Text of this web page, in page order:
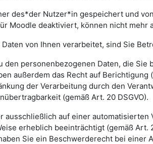
des*der Nutzer*in gespeichert und
Moodle deaktiviert, können nicht
von Ihnen verarbeitet, sind Sie
den personenbezogenen Daten, die
außerdem das Recht auf
der Verarbeitung durch den
(gemäß Art. 20 DSGVO).
ausschließlich auf einer
erheblich beeinträchtigt (gemäß Art.
Sie ein Beschwerderecht bei einer